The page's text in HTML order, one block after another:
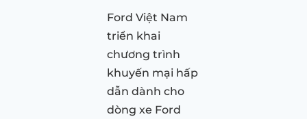
Ford Việt Nam
triển khai
chương trình
khuyến mại hấp
dẫn dành cho
dòng xe Ford